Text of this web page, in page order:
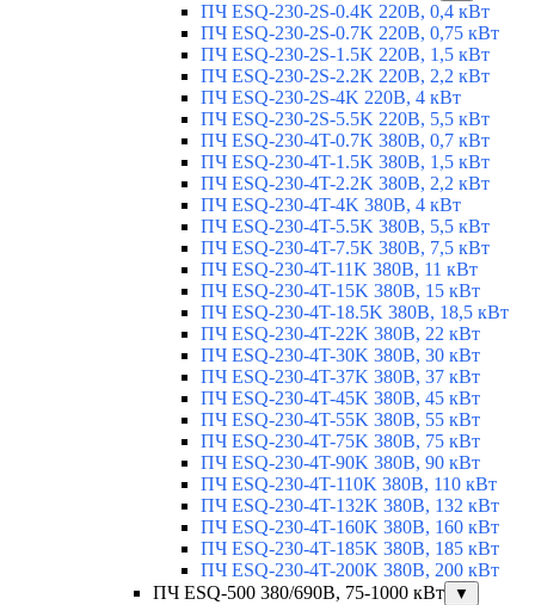
ПЧ ESQ-230-2S-0.4K 220В, 0,4 кВт
ПЧ ESQ-230-2S-0.7K 220В, 0,75 кВт
ПЧ ESQ-230-2S-1.5K 220В, 1,5 кВт
ПЧ ESQ-230-2S-2.2K 220В, 2,2 кВт
ПЧ ESQ-230-2S-4K 220В, 4 кВт
ПЧ ESQ-230-2S-5.5K 220В, 5,5 кВт
ПЧ ESQ-230-4T-0.7K 380В, 0,7 кВт
ПЧ ESQ-230-4T-1.5K 380В, 1,5 кВт
ПЧ ESQ-230-4T-2.2K 380В, 2,2 кВт
ПЧ ESQ-230-4T-4K 380В, 4 кВт
ПЧ ESQ-230-4T-5.5K 380В, 5,5 кВт
ПЧ ESQ-230-4T-7.5K 380В, 7,5 кВт
ПЧ ESQ-230-4T-11K 380В, 11 кВт
ПЧ ESQ-230-4T-15K 380В, 15 кВт
ПЧ ESQ-230-4T-18.5K 380В, 18,5 кВт
ПЧ ESQ-230-4T-22K 380В, 22 кВт
ПЧ ESQ-230-4T-30K 380В, 30 кВт
ПЧ ESQ-230-4T-37K 380В, 37 кВт
ПЧ ESQ-230-4T-45K 380В, 45 кВт
ПЧ ESQ-230-4T-55K 380В, 55 кВт
ПЧ ESQ-230-4T-75K 380В, 75 кВт
ПЧ ESQ-230-4T-90K 380В, 90 кВт
ПЧ ESQ-230-4T-110K 380В, 110 кВт
ПЧ ESQ-230-4T-132K 380В, 132 кВт
ПЧ ESQ-230-4T-160K 380В, 160 кВт
ПЧ ESQ-230-4T-185K 380В, 185 кВт
ПЧ ESQ-230-4T-200K 380В, 200 кВт
ПЧ ESQ-500 380/690В, 75-1000 кВт
▼